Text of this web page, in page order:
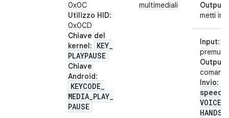
0x0C
Utilizzo HID:
0x0CD
Chiave del
kernel: KEY_
PLAYPAUSE
Chiave
Android:
KEYCODE_
MEDIA_PLAY_
PAUSE
multimediali
Output
metti in
Input:
premuto
Output
Invio:
speech
VOICE
HANDS